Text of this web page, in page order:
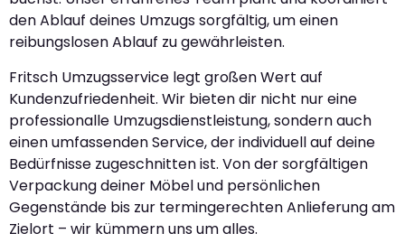
den Ablauf deines Umzugs sorgfältig, um einen
reibungslosen Ablauf zu gewährleisten.
Fritsch Umzugsservice legt großen Wert auf
Kundenzufriedenheit. Wir bieten dir nicht nur eine
professionalle Umzugsdienstleistung, sondern auch
einen umfassenden Service, der individuell auf deine
Bedürfnisse zugeschnitten ist. Von der sorgfältigen
Verpackung deiner Möbel und persönlichen
Gegenstände bis zur termingerechten Anlieferung am
Zielort – wir kümmern uns um alles.